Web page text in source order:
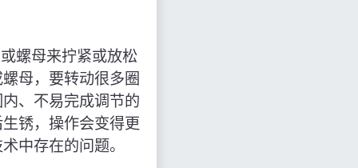
螺母来拧紧或放松
母，要转动很多圈
、不易完成调节的
锈，操作会变得更
中存在的问题。